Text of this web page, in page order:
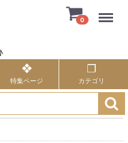
0
特集ページ カテゴリ